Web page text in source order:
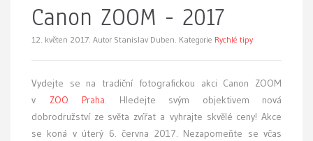
Canon ZOOM - 2017
12. květen 2017. Autor Stanislav Duben. Kategorie Rychlé tipy
Vydejte se na tradiční fotografickou akci Canon ZOOM
v ZOO Praha. Hledejte svým objektivem nová
dobrodružství ze světa zvířat a vyhrajte skvělé ceny! Akce
se koná v úterý 6. června 2017. Nezapomeňte se včas